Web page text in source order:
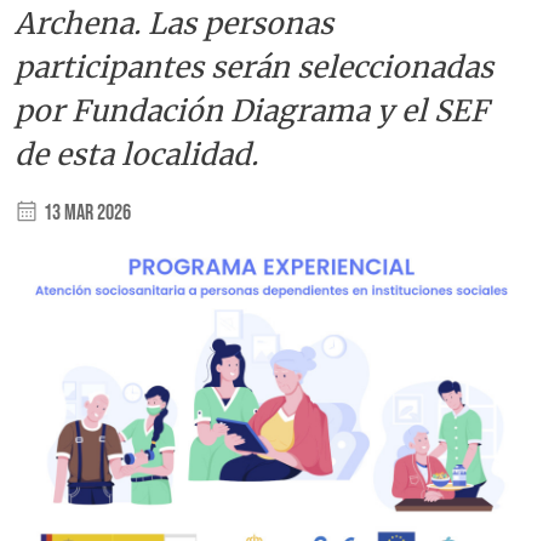
Archena. Las personas
participantes serán seleccionadas
por Fundación Diagrama y el SEF
de esta localidad.
13 Mar 2026